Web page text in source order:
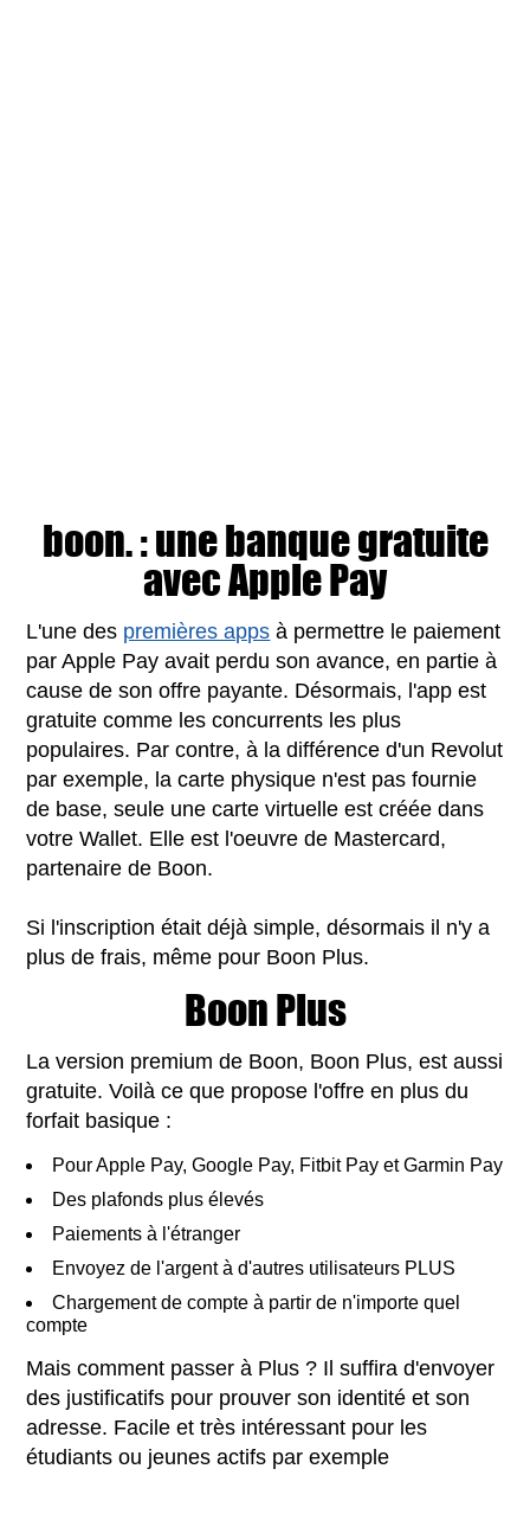
boon. : une banque gratuite
avec Apple Pay
L'une des premières apps à permettre le paiement
par Apple Pay avait perdu son avance, en partie à
cause de son offre payante. Désormais, l'app est
gratuite comme les concurrents les plus
populaires. Par contre, à la différence d'un Revolut
par exemple, la carte physique n'est pas fournie
de base, seule une carte virtuelle est créée dans
votre Wallet. Elle est l'oeuvre de Mastercard,
partenaire de Boon.
Si l'inscription était déjà simple, désormais il n'y a
plus de frais, même pour Boon Plus.
Boon Plus
La version premium de Boon, Boon Plus, est aussi
gratuite. Voilà ce que propose l'offre en plus du
forfait basique :
Pour Apple Pay, Google Pay, Fitbit Pay et Garmin Pay
Des plafonds plus élevés
Paiements à l'étranger
Envoyez de l'argent à d'autres utilisateurs PLUS
Chargement de compte à partir de n'importe quel
compte
Mais comment passer à Plus ? Il suffira d'envoyer
des justificatifs pour prouver son identité et son
adresse. Facile et très intéressant pour les
étudiants ou jeunes actifs par exemple